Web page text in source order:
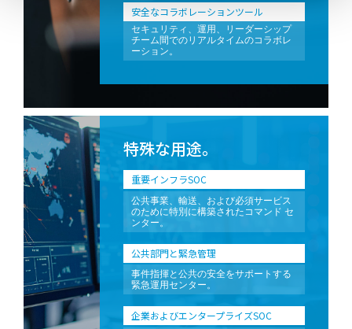
安全なコラボレーションツール
セキュリティ、運用、リーダーシップ
チーム間でのリアルタイムのコラボレ
ーション。
特殊な用途。
重要インフラSOC
公共事業、輸送、および必須サービス
のために特別に構築されたコマンド セ
ンター。
公共部門と緊急管理
事件指揮と公共の安全をサポートする
緊急運用センター。
企業およびエンタープライズSOC